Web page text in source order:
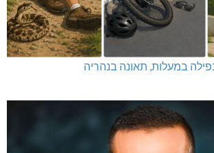
במעלות, תאונה בנהריה